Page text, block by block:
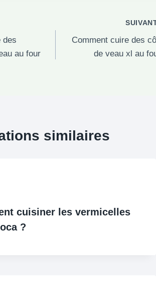
des
au four
Comment cuire des
de veau xl au
similaires
cuisiner les vermicelles
?